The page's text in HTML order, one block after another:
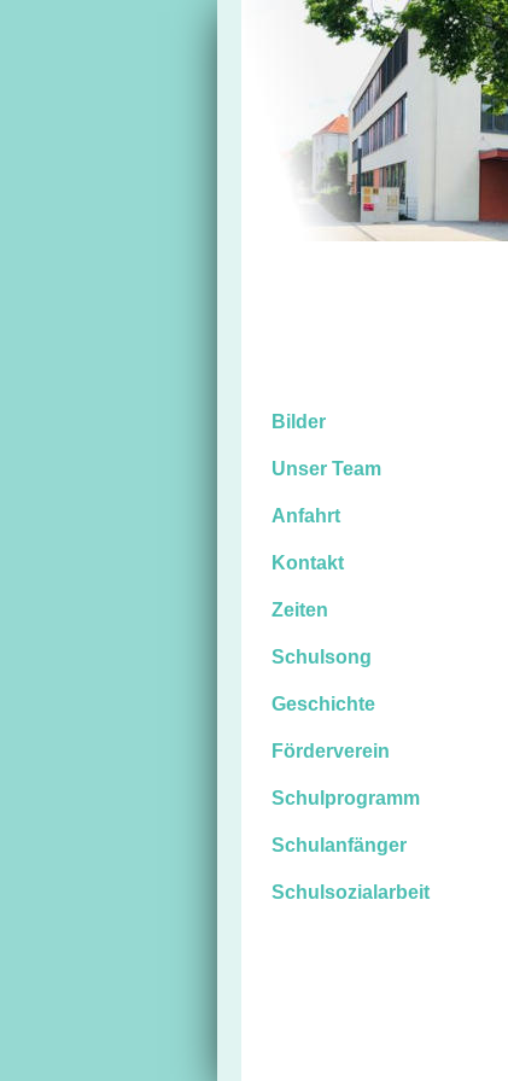
Bilder
Unser Team
Anfahrt
Kontakt
Zeiten
Schulsong
Geschichte
Förderverein
Schulprogramm
Schulanfänger
Schulsozialarbeit